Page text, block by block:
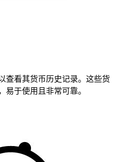
查看其货币历史记录。这些货
于使用且非常可靠。